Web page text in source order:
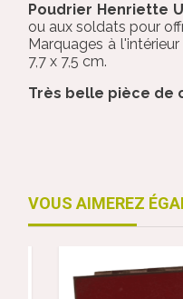
Poudrier Henriette
ou aux soldats pour
Marquages à
7,7 x 7,5 cm.
Très belle pièce de
VOUS AIMEREZ